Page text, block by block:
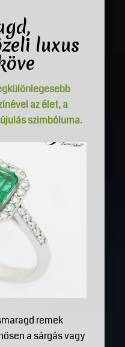
luxus
az élet, a
szimbóluma.
remek
a sárgás vagy